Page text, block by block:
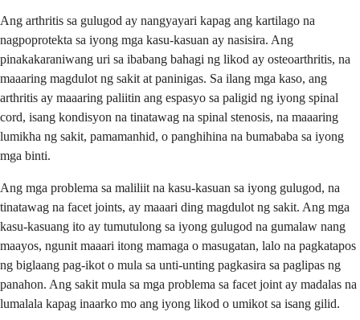
Ang arthritis sa gulugod ay nangyayari kapag ang kartilago na
nagpoprotekta sa iyong mga kasu-kasuan ay nasisira. Ang
pinakakaraniwang uri sa ibabang bahagi ng likod ay osteoarthritis, na
maaaring magdulot ng sakit at paninigas. Sa ilang mga kaso, ang
arthritis ay maaaring paliitin ang espasyo sa paligid ng iyong spinal
cord, isang kondisyon na tinatawag na spinal stenosis, na maaaring
lumikha ng sakit, pamamanhid, o panghihina na bumababa sa iyong
mga binti.
Ang mga problema sa maliliit na kasu-kasuan sa iyong gulugod, na
tinatawag na facet joints, ay maaari ding magdulot ng sakit. Ang mga
kasu-kasuang ito ay tumutulong sa iyong gulugod na gumalaw nang
maayos, ngunit maaari itong mamaga o masugatan, lalo na pagkatapos
ng biglaang pag-ikot o mula sa unti-unting pagkasira sa paglipas ng
panahon. Ang sakit mula sa mga problema sa facet joint ay madalas na
lumalala kapag inaarko mo ang iyong likod o umikot sa isang gilid.